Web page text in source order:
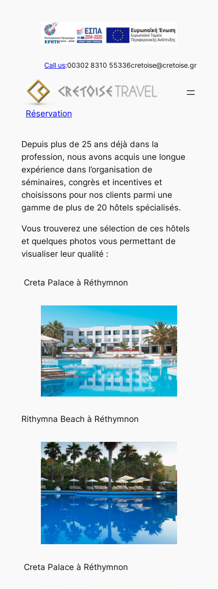
Call us:00302 8310 55336cretoise@cretoise.gr
Réservation
Depuis plus de 25 ans déjà dans la
profession, nous avons acquis une longue
expérience dans l’organisation de
séminaires, congrès et incentives et
choisissons pour nos clients parmi une
gamme de plus de 20 hôtels spécialisés.
Vous trouverez une sélection de ces hôtels
et quelques photos vous permettant de
visualiser leur qualité :
Creta Palace à Réthymnon
Rithymna Beach à Réthymnon
Creta Palace à Réthymnon